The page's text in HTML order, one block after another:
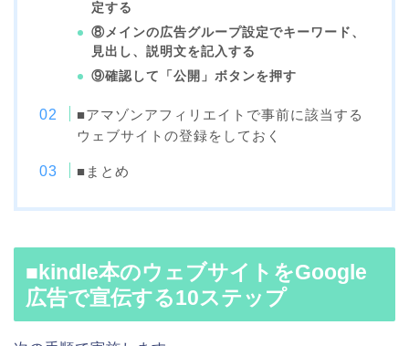
定する
⑧メインの広告グループ設定でキーワード、
見出し、説明文を記入する
⑨確認して「公開」ボタンを押す
■アマゾンアフィリエイトで事前に該当する
ウェブサイトの登録をしておく
■まとめ
■kindle本のウェブサイトをGoogle
広告で宣伝する10ステップ